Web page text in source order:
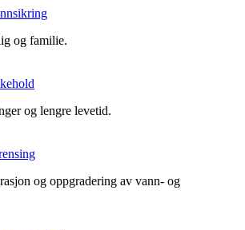
og familie.
og lengre levetid.
og oppgradering av vann- og